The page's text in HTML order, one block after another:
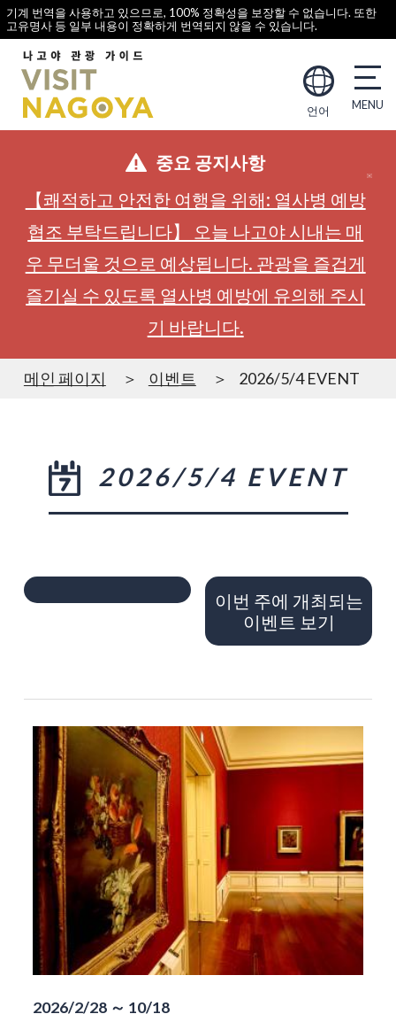
기계 번역을 사용하고 있으므로, 100% 정확성을 보장할 수 없습니다. 또한
고유명사 등 일부 내용이 정확하게 번역되지 않을 수 있습니다.
언어
중요 공지사항
【쾌적하고 안전한 여행을 위해: 열사병 예방
협조 부탁드립니다】 오늘 나고야 시내는 매
우 무더울 것으로 예상됩니다. 관광을 즐겁게
즐기실 수 있도록 열사병 예방에 유의해 주시
기 바랍니다.
메인 페이지 이벤트 2026/5/4 EVENT
2026/5/4 EVENT
이번 주에 개최되는
이벤트 보기
2026/2/28 ～ 10/18